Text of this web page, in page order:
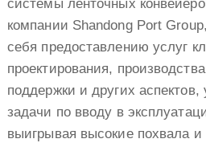
системы ленточных
компании Shandong Port
себя предоставлению услуг
проектирования,
поддержки и других
задачи по вводу в
выигрывая высокие похвала и